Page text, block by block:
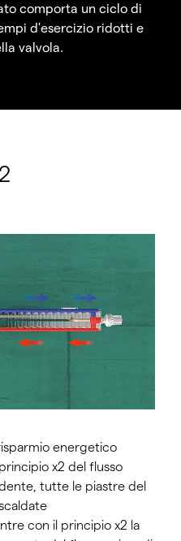
comporta un ciclo di
d'esercizio ridotti e
valvola.
energetico
x2 del flusso
tutte le piastre del
con il principio x2 la